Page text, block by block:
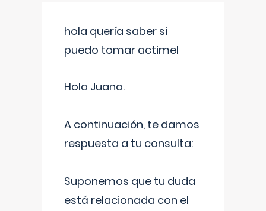
hola quería saber si
puedo tomar actimel
Hola Juana.
A continuación, te damos
respuesta a tu consulta:
Suponemos que tu duda
está relacionada con el